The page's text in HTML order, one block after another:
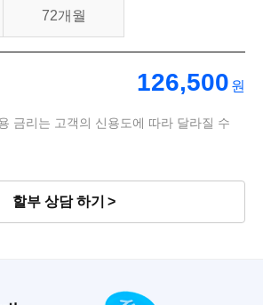
72개월
126,500 원
금리는 고객의 신용도에 따라 달라질 수
할부 상담 하기